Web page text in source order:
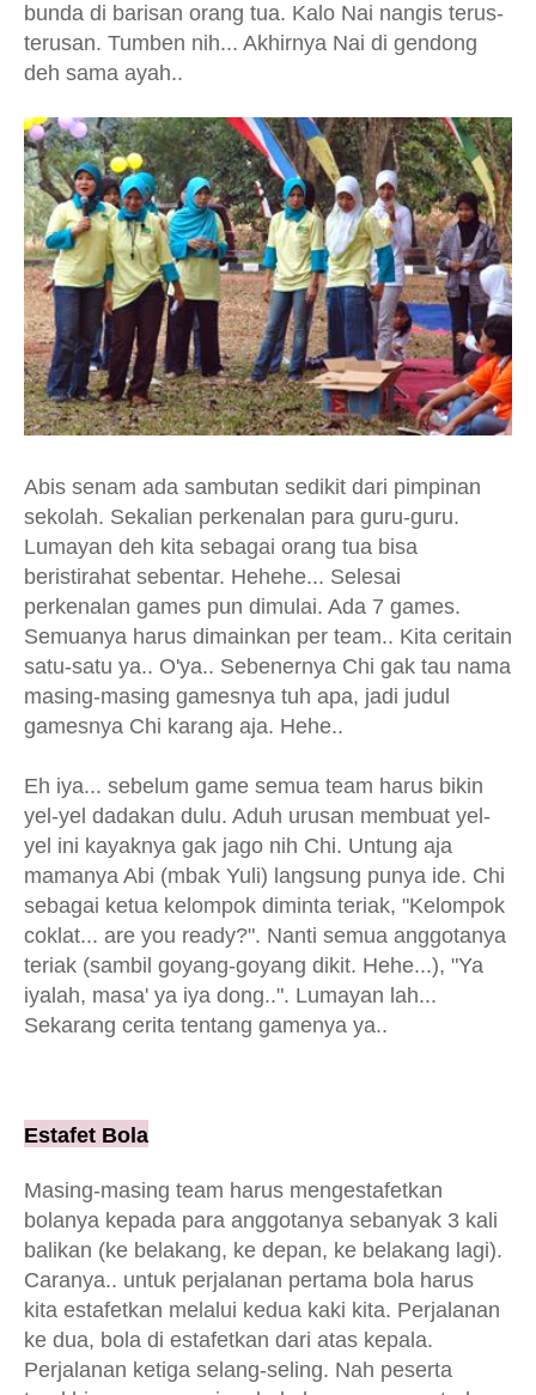
bunda di barisan orang tua. Kalo Nai nangis terus-
terusan. Tumben nih... Akhirnya Nai di gendong
deh sama ayah..
Abis senam ada sambutan sedikit dari pimpinan
sekolah. Sekalian perkenalan para guru-guru.
Lumayan deh kita sebagai orang tua bisa
beristirahat sebentar. Hehehe... Selesai
perkenalan games pun dimulai. Ada 7 games.
Semuanya harus dimainkan per team.. Kita ceritain
satu-satu ya.. O'ya.. Sebenernya Chi gak tau nama
masing-masing gamesnya tuh apa, jadi judul
gamesnya Chi karang aja. Hehe..
Eh iya... sebelum game semua team harus bikin
yel-yel dadakan dulu. Aduh urusan membuat yel-
yel ini kayaknya gak jago nih Chi. Untung aja
mamanya Abi (mbak Yuli) langsung punya ide. Chi
sebagai ketua kelompok diminta teriak, "Kelompok
coklat... are you ready?". Nanti semua anggotanya
teriak (sambil goyang-goyang dikit. Hehe...), "Ya
iyalah, masa' ya iya dong..". Lumayan lah...
Sekarang cerita tentang gamenya ya..
Estafet Bola
Masing-masing team harus mengestafetkan
bolanya kepada para anggotanya sebanyak 3 kali
balikan (ke belakang, ke depan, ke belakang lagi).
Caranya.. untuk perjalanan pertama bola harus
kita estafetkan melalui kedua kaki kita. Perjalanan
ke dua, bola di estafetkan dari atas kepala.
Perjalanan ketiga selang-seling. Nah peserta